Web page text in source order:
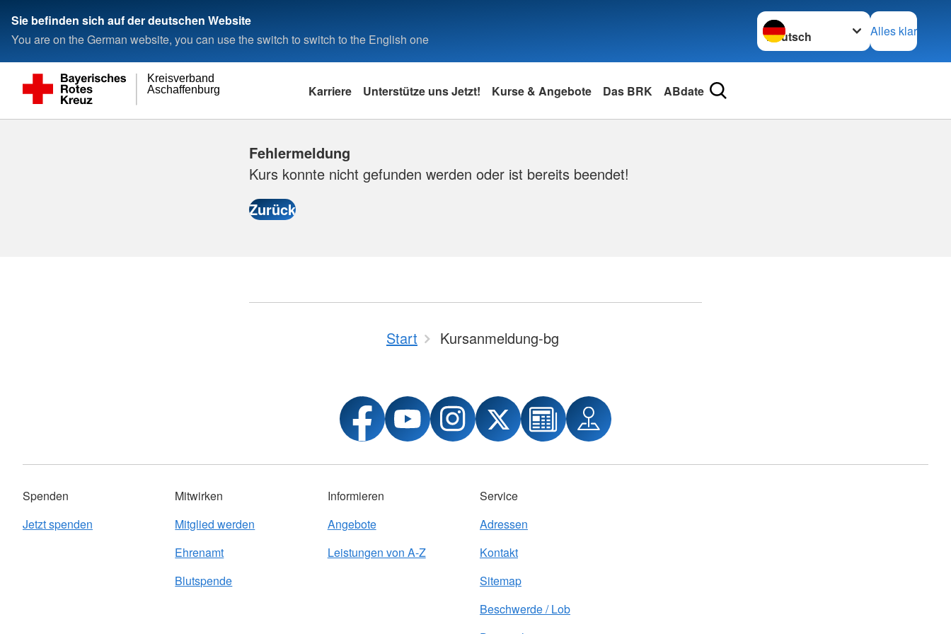
Sie befinden sich auf der deutschen Website
You are on the German website, you can use the switch to switch to the English one
Sprache wechseln zu
Alles klar
Aschaffenburg
Kreisverband
Karriere Unterstütze uns Jetzt! Kurse & Angebote Das BRK ABdate
Fehlermeldung
Kurs konnte nicht gefunden werden oder ist bereits beendet!
Start Kursanmeldung-bg
Spenden
Jetzt spenden
Mitwirken
Mitglied werden
Ehrenamt
Blutspende
Informieren
Angebote
Leistungen von A-Z
Service
Adressen
Kontakt
Sitemap
Beschwerde / Lob